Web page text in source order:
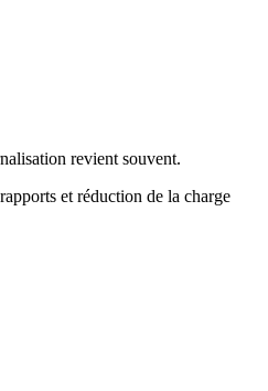
revient souvent.
et réduction de la charge